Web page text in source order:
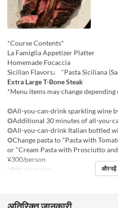
*Course Contents*
La Famiglia Appetizer Platter
Homemade Focaccia
Sicilian Flavors♩ "Pasta Siciliana
Extra Large T-Bone Steak
*Menu items may change
◎All-you-can-drink sparkling wine
◎Additional 30 minutes of all-you-
◎All-you-can-drink Italian bottled
◎Change pasta to "Pasta with
or "Cream Pasta with Prosciutto
¥300/person
भोजन रात का खाना और पढ़ें